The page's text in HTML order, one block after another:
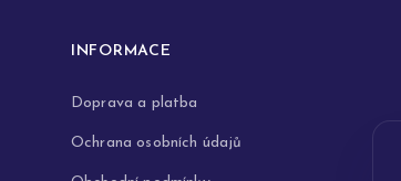
INFORMACE
Doprava a platba
Ochrana osobních údajů